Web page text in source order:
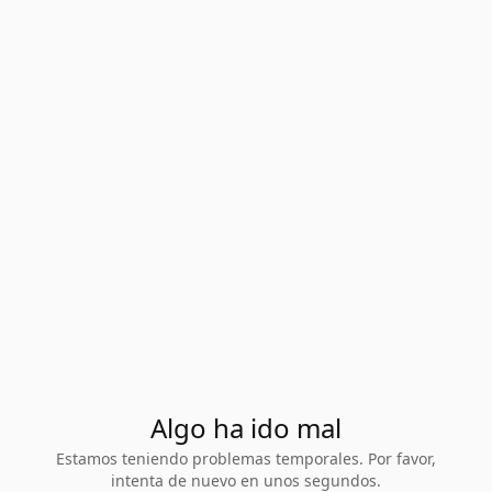
Algo ha ido mal
Estamos teniendo problemas temporales. Por favor,
intenta de nuevo en unos segundos.